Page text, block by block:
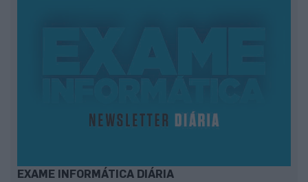
EXAME INFORMÁTICA DIÁRIA